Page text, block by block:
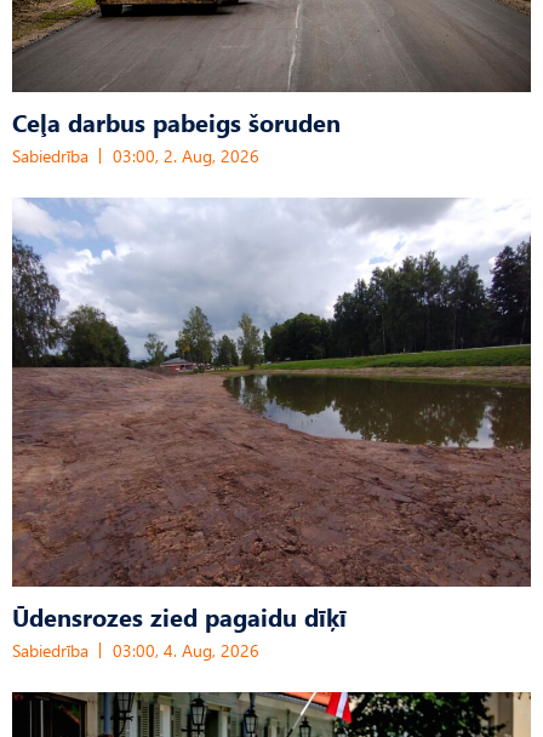
Ceļa darbus pabeigs šoruden
Sabiedrība 03:00, 2. Aug, 2026
Ūdensrozes zied pagaidu dīķī
Sabiedrība 03:00, 4. Aug, 2026